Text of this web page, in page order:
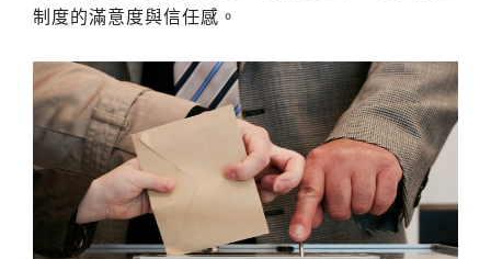
制度的滿意度與信任感。